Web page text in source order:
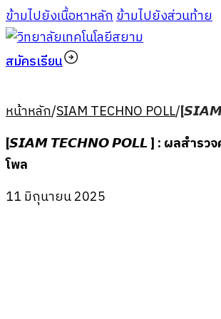
ข้ามไปยังเนื้อหาหลักข้ามไปยังส่วนท้าย
สมัครเรียน
หน้าหลัก/SIAM TECHNO POLL/[𝙎𝙄𝘼𝙈
[𝙎𝙄𝘼𝙈 𝙏𝙀𝘾𝙃𝙉𝙊 𝙋𝙊𝙇𝙇 ] : ผลสำรวจค
โพล
11 มิถุนายน 2025